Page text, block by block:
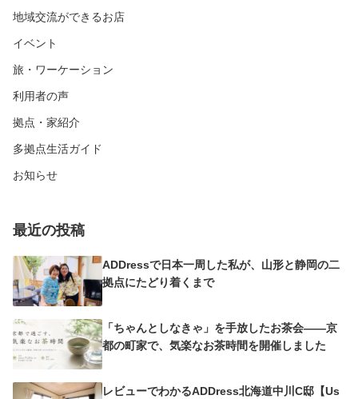
地域交流ができるお店
イベント
旅・ワーケーション
利用者の声
拠点・家紹介
多拠点生活ガイド
お知らせ
最近の投稿
ADDressで日本一周した私が、山形と静岡の二
拠点にたどり着くまで
「ちゃんとしなきゃ」を手放したお茶会——京
都の町家で、気楽なお茶時間を開催しました
レビューでわかるADDress北海道中川C邸【Us